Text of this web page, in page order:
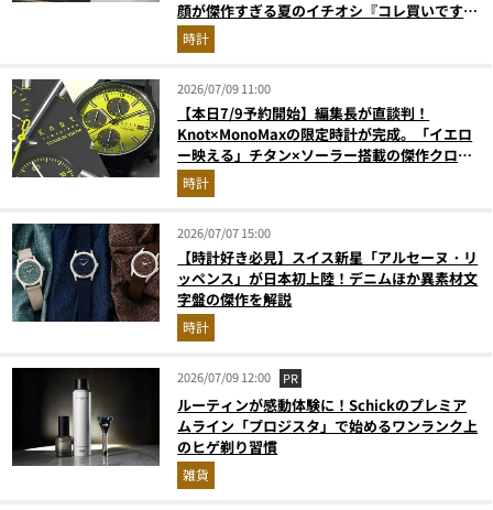
顔が傑作すぎる夏のイチオシ『コレ買いです』
Vol.169
時計
2026/07/09 11:00
【本日7/9予約開始】編集長が直談判！
Knot×MonoMaxの限定時計が完成。「イエロ
ー映える」チタン×ソーラー搭載の傑作クロノ
グラフ
時計
2026/07/07 15:00
【時計好き必見】スイス新星「アルセーヌ・リ
ッペンス」が日本初上陸！デニムほか異素材文
字盤の傑作を解説
時計
2026/07/09 12:00 PR
ルーティンが感動体験に！Schickのプレミア
ムライン「プロジスタ」で始めるワンランク上
のヒゲ剃り習慣
雑貨